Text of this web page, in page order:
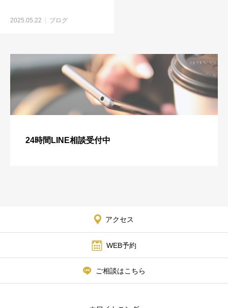
2025.05.22 ブログ
24時間LINE相談受付中
アクセス
WEB予約
ご相談はこちら